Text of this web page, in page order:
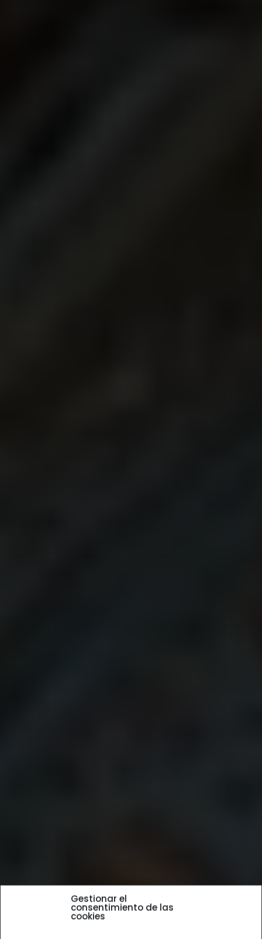
Gestionar el
consentimiento de las
cookies